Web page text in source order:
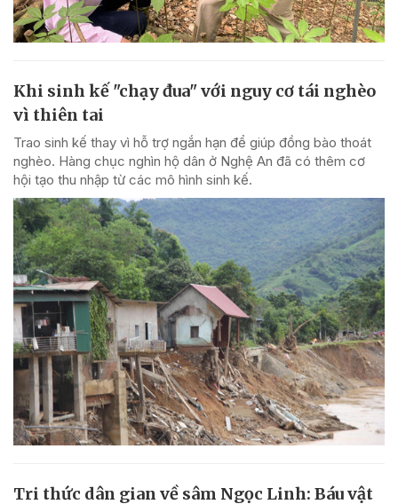
Khi sinh kế "chạy đua" với nguy cơ tái nghèo
vì thiên tai
Trao sinh kế thay vì hỗ trợ ngắn hạn để giúp đồng bào thoát
nghèo. Hàng chục nghìn hộ dân ở Nghệ An đã có thêm cơ
hội tạo thu nhập từ các mô hình sinh kế.
Tri thức dân gian về sâm Ngọc Linh: Báu vật